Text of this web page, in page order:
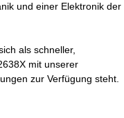
und einer Elektronik der
als schneller,
mit unserer
zur Verfügung steht.